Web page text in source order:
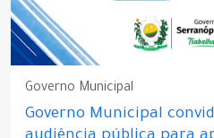
Governo Municipal
Governo Municipal